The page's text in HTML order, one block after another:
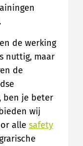
de werking
nuttig, maar
de
ben je beter
wij
alle safety